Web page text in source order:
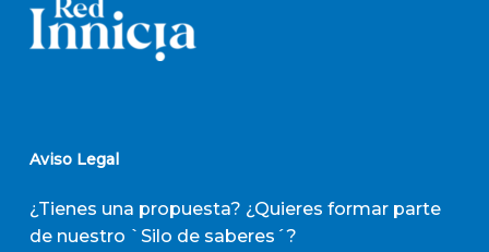
Aviso Legal
¿Tienes una propuesta? ¿Quieres formar parte
de nuestro `Silo de saberes´?